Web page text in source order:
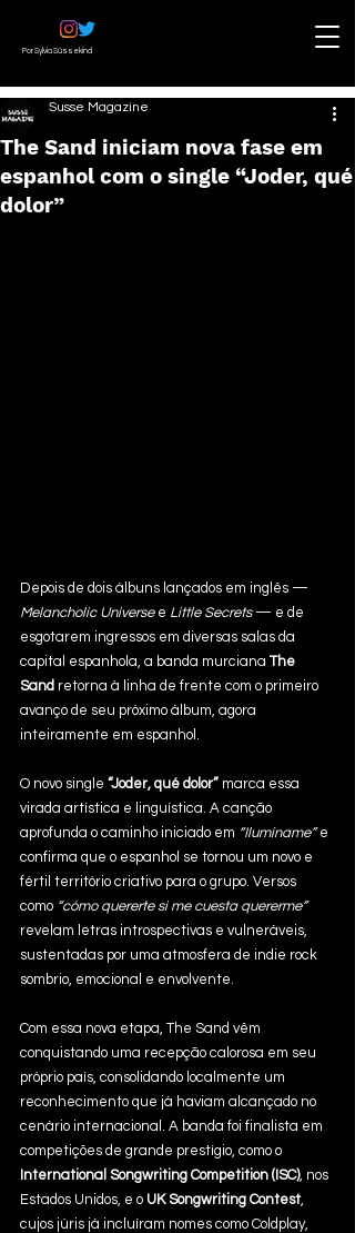
Por Sylvia Süssekind
The Sand iniciam nova fase em
espanhol com o single “Joder, qué
dolor”
Susse Magazine
Depois de dois álbuns lançados em inglês —
Melancholic Universe e Little Secrets — e de
esgotarem ingressos em diversas salas da
capital espanhola, a banda murciana The
Sand retorna à linha de frente com o primeiro
avanço de seu próximo álbum, agora
inteiramente em espanhol.
O novo single “Joder, qué dolor” marca essa
virada artística e linguística. A canção
aprofunda o caminho iniciado em “Ilumíname” e
confirma que o espanhol se tornou um novo e
fértil território criativo para o grupo. Versos
como “cómo quererte si me cuesta quererme”
revelam letras introspectivas e vulneráveis,
sustentadas por uma atmosfera de indie rock
sombrio, emocional e envolvente.
Com essa nova etapa, The Sand vêm
conquistando uma recepção calorosa em seu
próprio país, consolidando localmente um
reconhecimento que já haviam alcançado no
cenário internacional. A banda foi finalista em
competições de grande prestígio, como o
International Songwriting Competition (ISC), nos
Estados Unidos, e o UK Songwriting Contest,
cujos júris já incluíram nomes como Coldplay,